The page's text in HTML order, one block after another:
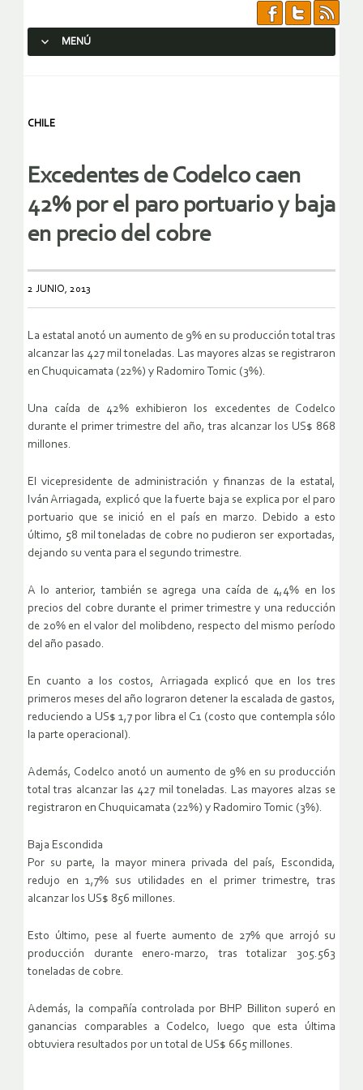
MENÚ
CHILE
Excedentes de Codelco caen
42% por el paro portuario y baja
en precio del cobre
2 JUNIO, 2013
La estatal anotó un aumento de 9% en su producción total tras
alcanzar las 427 mil toneladas. Las mayores alzas se registraron
en Chuquicamata (22%) y Radomiro Tomic (3%).
Una caída de 42% exhibieron los excedentes de Codelco
durante el primer trimestre del año, tras alcanzar los US$ 868
millones.
El vicepresidente de administración y finanzas de la estatal,
Iván Arriagada, explicó que la fuerte baja se explica por el paro
portuario que se inició en el país en marzo. Debido a esto
último, 58 mil toneladas de cobre no pudieron ser exportadas,
dejando su venta para el segundo trimestre.
A lo anterior, también se agrega una caída de 4,4% en los
precios del cobre durante el primer trimestre y una reducción
de 20% en el valor del molibdeno, respecto del mismo período
del año pasado.
En cuanto a los costos, Arriagada explicó que en los tres
primeros meses del año lograron detener la escalada de gastos,
reduciendo a US$ 1,7 por libra el C1 (costo que contempla sólo
la parte operacional).
Además, Codelco anotó un aumento de 9% en su producción
total tras alcanzar las 427 mil toneladas. Las mayores alzas se
registraron en Chuquicamata (22%) y Radomiro Tomic (3%).
Baja Escondida
Por su parte, la mayor minera privada del país, Escondida,
redujo en 1,7% sus utilidades en el primer trimestre, tras
alcanzar los US$ 856 millones.
Esto último, pese al fuerte aumento de 27% que arrojó su
producción durante enero-marzo, tras totalizar 305.563
toneladas de cobre.
Además, la compañía controlada por BHP Billiton superó en
ganancias comparables a Codelco, luego que esta última
obtuviera resultados por un total de US$ 665 millones.